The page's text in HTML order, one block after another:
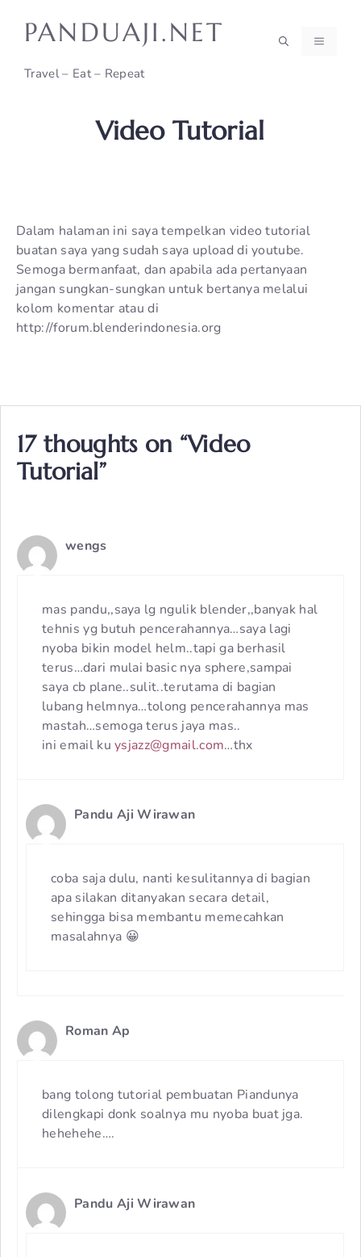
PANDUAJI.NET
Travel – Eat – Repeat
MENU
Video Tutorial
Dalam halaman ini saya tempelkan video tutorial
buatan saya yang sudah saya upload di youtube.
Semoga bermanfaat, dan apabila ada pertanyaan
jangan sungkan-sungkan untuk bertanya melalui
kolom komentar atau di
http://forum.blenderindonesia.org
17 thoughts on “Video
Tutorial”
wengs
mas pandu,,saya lg ngulik blender,,banyak hal
tehnis yg butuh pencerahannya…saya lagi
nyoba bikin model helm..tapi ga berhasil
terus…dari mulai basic nya sphere,sampai
saya cb plane..sulit..terutama di bagian
lubang helmnya…tolong pencerahannya mas
mastah…semoga terus jaya mas..
ini email kuysjazz@gmail.com…thx
Pandu Aji Wirawan
coba saja dulu, nanti kesulitannya di bagian
apa silakan ditanyakan secara detail,
sehingga bisa membantu memecahkan
masalahnya 😀
Roman Ap
bang tolong tutorial pembuatan Piandunya
dilengkapi donk soalnya mu nyoba buat jga.
hehehehe….
Pandu Aji Wirawan